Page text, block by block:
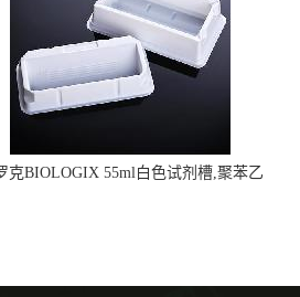
克BIOLOGIX 55ml白色试剂槽,聚苯乙